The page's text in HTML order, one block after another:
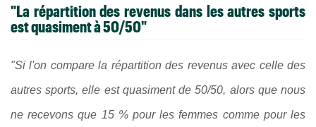
"La répartition des revenus dans les autres sports
est quasiment à 50/50"
"Si l'on compare la répartition des revenus avec celle des
autres sports, elle est quasiment de 50/50, alors que nous
ne recevons que 15 % pour les femmes comme pour les